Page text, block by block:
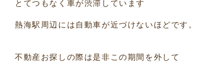
とてつもなく車が渋滞しています
熱海駅周辺には自動車が近づけないほどです。
不動産お探しの際は是非この期間を外して